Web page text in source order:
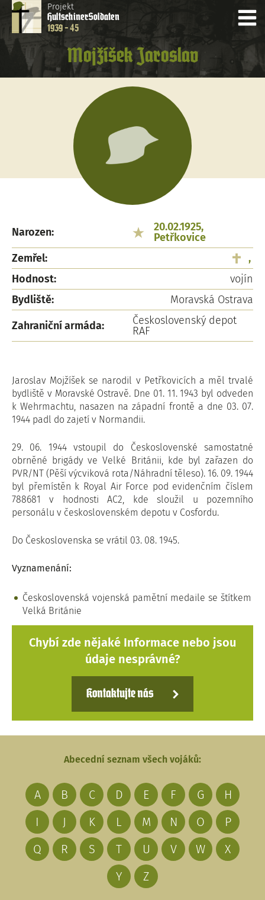
Projekt
HultschinerSoldaten
1939 - 45
Mojžíšek Jaroslav
Narozen:
20.02.1925,
Petřkovice
Zemřel:
,
Hodnost:
vojín
Bydliště:
Moravská Ostrava
Zahraniční armáda:
Československý depot
RAF
Jaroslav Mojžíšek se narodil v Petřkovicích a měl trvalé
bydliště v Moravské Ostravě. Dne 01. 11. 1943 byl odveden
k Wehrmachtu, nasazen na západní frontě a dne 03. 07.
1944 padl do zajetí v Normandii.
29. 06. 1944 vstoupil do Československé samostatné
obrněné brigády ve Velké Británii, kde byl zařazen do
PVR/NT (Pěší výcviková rota/Náhradní těleso). 16. 09. 1944
byl přemístěn k Royal Air Force pod evidenčním číslem
788681 v hodnosti AC2, kde sloužil u pozemního
personálu v československém depotu v Cosfordu.
Do Československa se vrátil 03. 08. 1945.
Vyznamenání:
Československá vojenská pamětní medaile se štítkem
Velká Británie
Chybí zde nějaké Informace nebo jsou
údaje nesprávné?
Kontaktujte nás
Abecední seznam všech vojáků:
A B C D E F G
H
I
J K L M N O
P
Q
R S T U V W
X
Y
Z